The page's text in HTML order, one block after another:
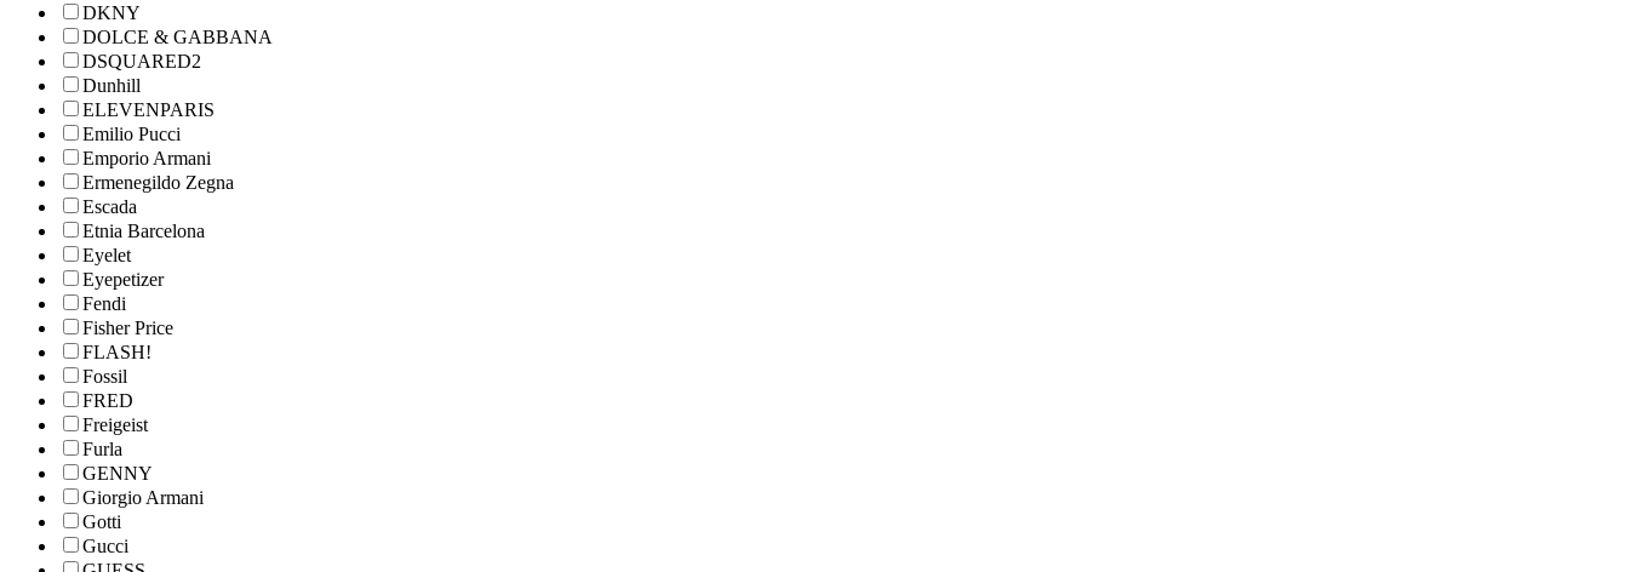
DKNY
DOLCE & GABBANA
DSQUARED2
Dunhill
ELEVENPARIS
Emilio Pucci
Emporio Armani
Ermenegildo Zegna
Escada
Etnia Barcelona
Eyelet
Eyepetizer
Fendi
Fisher Price
FLASH!
Fossil
FRED
Freigeist
Furla
GENNY
Giorgio Armani
Gotti
Gucci